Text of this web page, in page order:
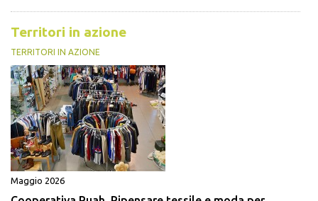
Territori in azione
TERRITORI IN AZIONE
Maggio 2026